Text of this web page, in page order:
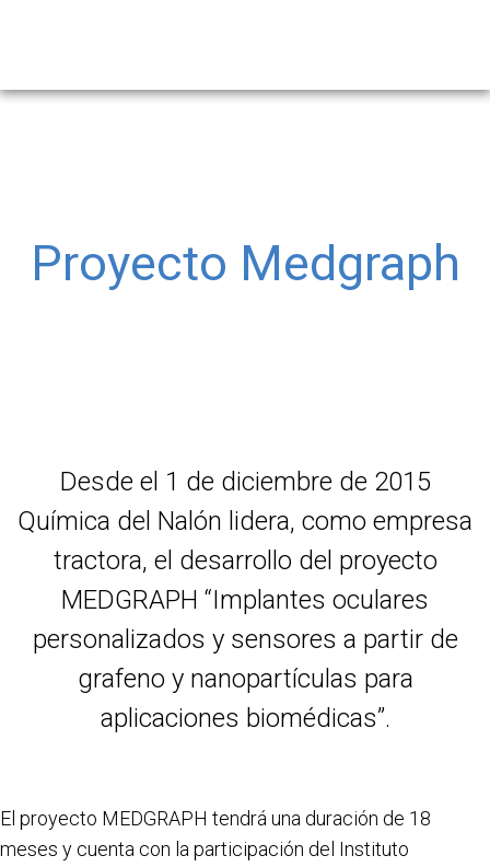
Proyecto Medgraph
Desde el 1 de diciembre de 2015
Química del Nalón lidera, como empresa
tractora, el desarrollo del proyecto
MEDGRAPH “Implantes oculares
personalizados y sensores a partir de
grafeno y nanopartículas para
aplicaciones biomédicas”.
El proyecto MEDGRAPH tendrá una duración de 18
meses y cuenta con la participación del Instituto